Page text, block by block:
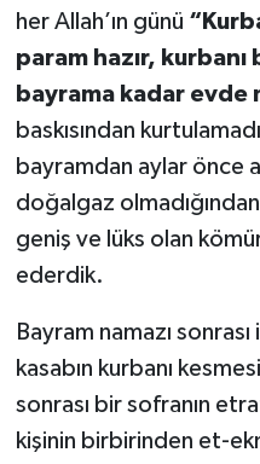
her Allah’ın günü
param hazır,
bayrama kadar evde
baskısından
bayramdan aylar önce
doğalgaz
geniş ve lüks olan
ederdik.
Bayram namazı
kasabın kurbanı
sonrası bir sofranın
kişinin birbirinden et-